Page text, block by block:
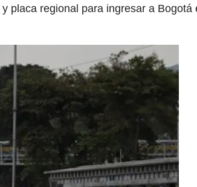
placa regional para ingresar a